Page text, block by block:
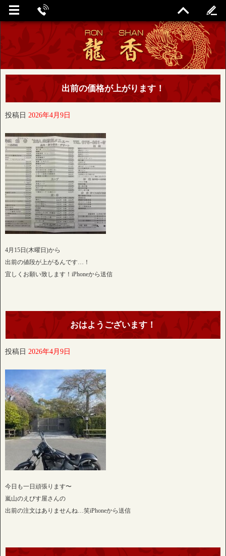
出前の価格が上がります！
投稿日 2026年4月9日
4月15日(木曜日)から
出前の値段が上がるんです…！
宜しくお願い致します！iPhoneから送信
おはようございます！
投稿日 2026年4月9日
今日も一日頑張ります〜
嵐山のえびす屋さんの
出前の注文はありませんね…笑iPhoneから送信